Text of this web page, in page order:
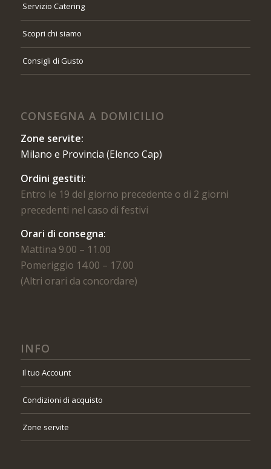
Servizio Catering
Scopri chi siamo
Consigli di Gusto
CONSEGNA A DOMICILIO
Zone servite:
Milano e Provincia (Elenco Cap)
Ordini gestiti:
Entro le 19 del giorno precedente o di 2 giorni
precedenti nel caso di festivi
Orari di consegna:
Mattina 9.00 – 11.00
Pomeriggio 14.00 – 17.00
(Altri orari da concordare)
INFO
Il tuo Account
Condizioni di acquisto
Zone servite